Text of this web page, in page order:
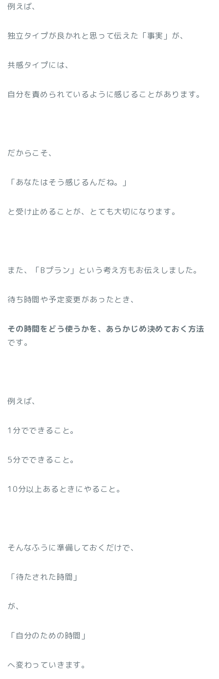
例えば、
独立タイプが良かれと思って伝えた「事実」が、
共感タイプには、
自分を責められているように感じることがあります。
だからこそ、
「あなたはそう感じるんだね。」
と受け止めることが、とても大切になります。
また、「Bプラン」という考え方もお伝えしました。
待ち時間や予定変更があったとき、
その時間をどう使うかを、あらかじめ決めておく方法
です。
例えば、
1分でできること。
5分でできること。
10分以上あるときにやること。
そんなふうに準備しておくだけで、
「待たされた時間」
が、
「自分のための時間」
へ変わっていきます。